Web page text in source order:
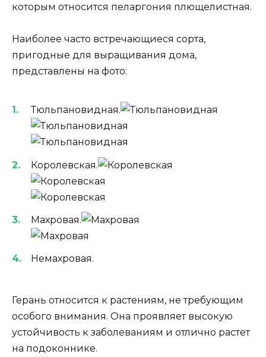
которым относится пеларгония плющелистная.
Наиболее часто встречающиеся сорта,
пригодные для выращивания дома,
представлены на фото:
Тюльпановидная.
Королевская.
Махровая.
Немахровая.
Герань относится к растениям, не требующим
особого внимания. Она проявляет высокую
устойчивость к заболеваниям и отлично растет
на подоконнике.